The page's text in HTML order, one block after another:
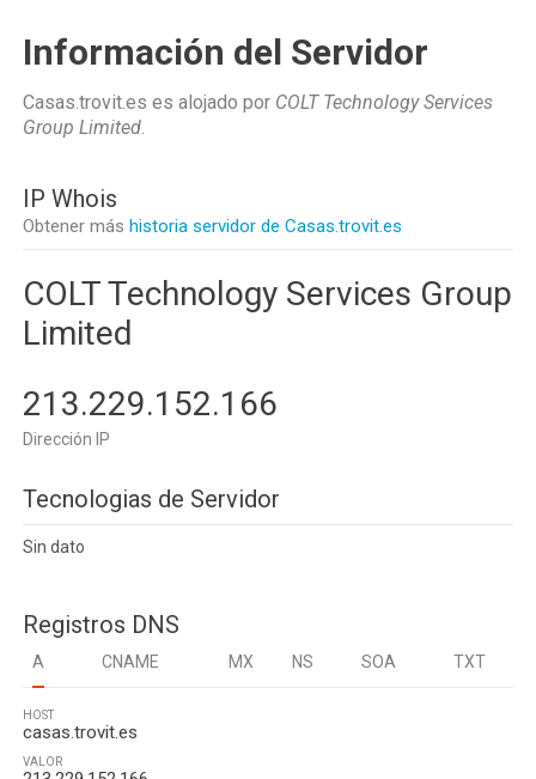
Información del Servidor
Casas.trovit.es es alojado por COLT Technology Services
Group Limited.
IP Whois
Obtener más historia servidor de Casas.trovit.es
COLT Technology Services Group
Limited
213.229.152.166
Dirección IP
Tecnologias de Servidor
Sin dato
Registros DNS
A CNAME MX NS SOA TXT
HOST
casas.trovit.es
VALOR